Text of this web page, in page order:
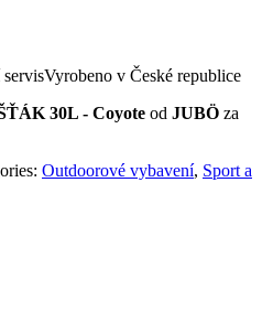
v České republice
30L - Coyote od JUBÖ za
Outdoorové vybavení, Sport a